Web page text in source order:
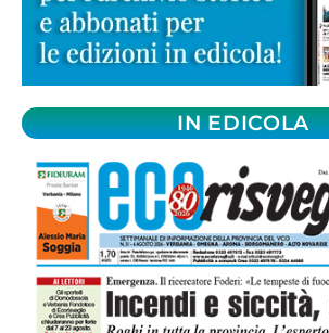
IN EDICOLA